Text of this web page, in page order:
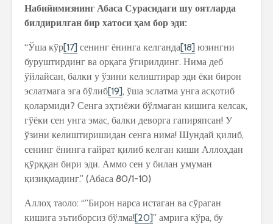
Набийимизнинг Абаса Сурасидаги шу оятларда
билдирилган бир хатоси ҳам бор эди:
“Ўша кўр[17] сенинг ёнинга келганда[18] юзингни
буруштирдинг ва орқага ўгирилдинг. Нима деб
ўйлайсан, балки у ўзини келиштирар эди ёки бирон
эслатмага эга бўлиб[19], ўша эслатма унга асқотиб
қолармиди? Сенга эҳтиёжи бўлмаган кишига келсак,
гўёки сен унга эмас, балки деворга гапиряпсан! У
ўзини келиштиришидан сенга нима! Шундай қилиб,
сенинг ёнинга ғайрат қилиб келган киши Аллоҳдан
қўрққан бири эди. Аммо сен у билан умуман
қизиқмадинг.” (Абаса 80/1-10)
Аллоҳ таоло: “”Бирон нарса истаган ва сўраган
кишига эътиборсиз бўлма![20]” амрига кўра, бу